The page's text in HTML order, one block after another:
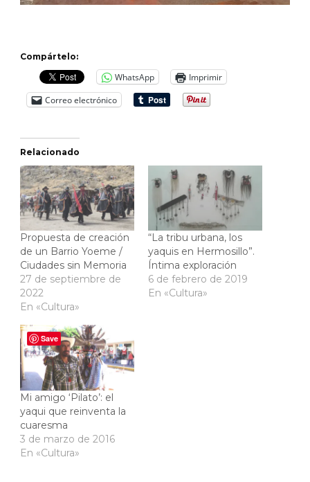
Compártelo:
WhatsApp
Imprimir
Correo electrónico
Relacionado
Propuesta de creación
de un Barrio Yoeme /
Ciudades sin Memoria
27 de septiembre de
2022
En «Cultura»
“La tribu urbana, los
yaquis en Hermosillo”.
Íntima exploración
6 de febrero de 2019
En «Cultura»
Mi amigo ‘Pilato’: el
yaqui que reinventa la
cuaresma
3 de marzo de 2016
En «Cultura»
Save